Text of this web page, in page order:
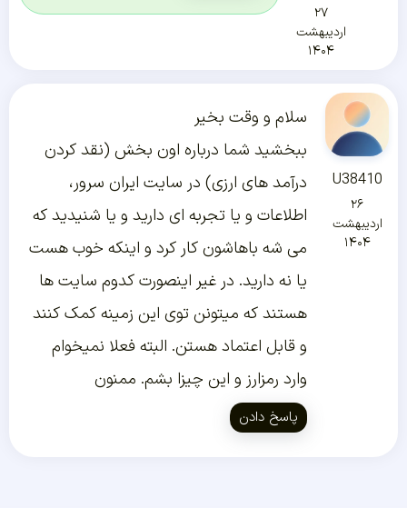
۲۷
اردیبهشت
۱۴۰۴
U38410
۲۶
اردیبهشت
۱۴۰۴
سلام و وقت بخیر
ببخشید شما درباره اون بخش (نقد کردن
درآمد های ارزی) در سایت ایران سرور،
اطلاعات و یا تجربه ای دارید و یا شنیدید که
می شه باهاشون کار کرد و اینکه خوب هست
یا نه دارید. در غیر اینصورت کدوم سایت ها
هستند که میتونن توی این زمینه کمک کنند
و قابل اعتماد هستن. البته فعلا نمیخوام
وارد رمزارز و این چیزا بشم. ممنون
پاسخ دادن